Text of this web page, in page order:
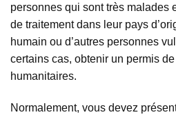
personnes qui sont très malades
de traitement dans leur pays
humain ou d’autres personnes
certains cas, obtenir un permis
humanitaires.
Normalement, vous devez